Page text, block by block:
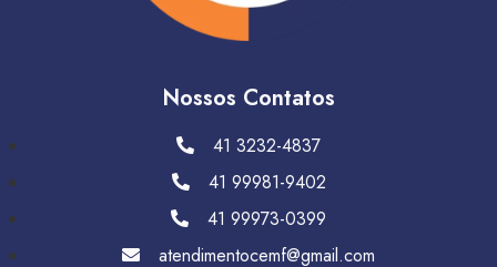
Nossos Contatos
41 3232-4837
41 99981-9402
41 99973-0399
atendimentocemf@gmail.com